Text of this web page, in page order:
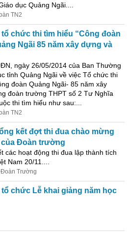
dục Quảng Ngãi....
TN2
tổ chức thi tìm hiểu “Công đoàn
Ngãi 85 năm xây dựng và
ngày 26/05/2014 của Ban Thường
tỉnh Quảng Ngãi về việc Tổ chức thi
đoàn Quảng Ngãi- 85 năm xây
đoàn trường THPT số 2 Tư Nghĩa
thi tìm hiểu như sau:...
TN2
kết đợt thi đua chào mừng
của Đoàn trường
các hoạt động thi đua lập thành tích
Nam 20/11....
Đoàn Trường
tổ chức Lễ khai giảng năm học